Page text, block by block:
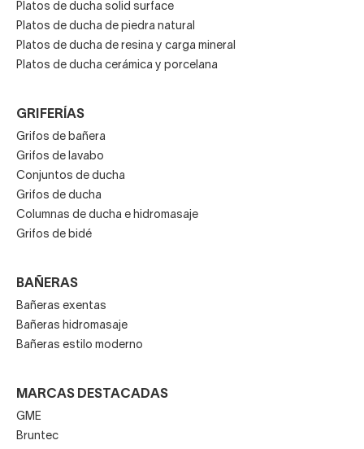
Platos de ducha solid surface
Platos de ducha de piedra natural
Platos de ducha de resina y carga mineral
Platos de ducha cerámica y porcelana
GRIFERÍAS
Grifos de bañera
Grifos de lavabo
Conjuntos de ducha
Grifos de ducha
Columnas de ducha e hidromasaje
Grifos de bidé
BAÑERAS
Bañeras exentas
Bañeras hidromasaje
Bañeras estilo moderno
MARCAS DESTACADAS
GME
Bruntec